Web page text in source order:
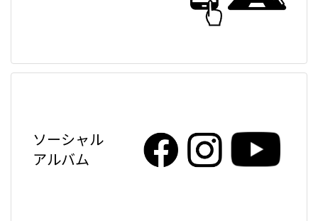
ソーシャル
アルバム